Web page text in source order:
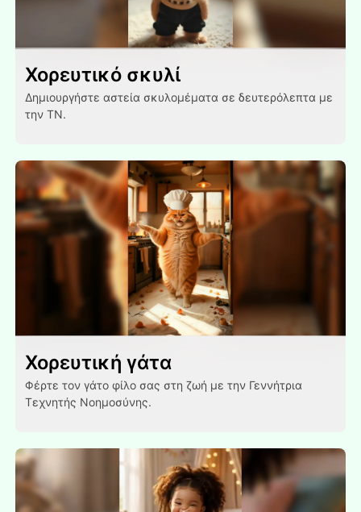
Χορευτικό σκυλί
Δημιουργήστε αστεία σκυλομέματα σε δευτερόλεπτα με
την ΤΝ.
Χορευτική γάτα
Φέρτε τον γάτο φίλο σας στη ζωή με την Γεννήτρια
Τεχνητής Νοημοσύνης.